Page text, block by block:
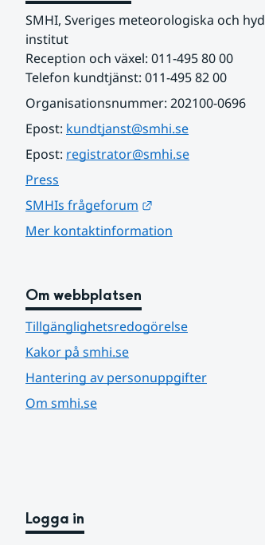
SMHI, Sveriges meteorologiska och
institut
Reception och växel: 011-495 80 00
Telefon kundtjänst: 011-495 82 00
Organisationsnummer: 202100-0696
Epost: kundtjanst@smhi.se
Epost: registrator@smhi.se
Press
SMHIs frågeforum
Mer kontaktinformation
Om webbplatsen
Tillgänglighetsredogörelse
Kakor på smhi.se
Hantering av personuppgifter
Om smhi.se
Logga in